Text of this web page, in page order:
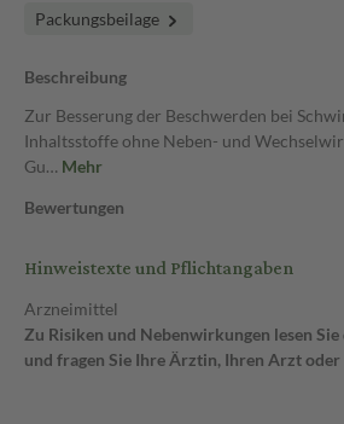
Packungsbeilage
Beschreibung
Zur Besserung der Beschwerden bei
Inhaltsstoffe ohne Neben- und
Gu… Mehr
Bewertungen
Hinweistexte und Pflichtangaben
Arzneimittel
Zu Risiken und Nebenwirkungen lesen
und fragen Sie Ihre Ärztin, Ihren Arzt